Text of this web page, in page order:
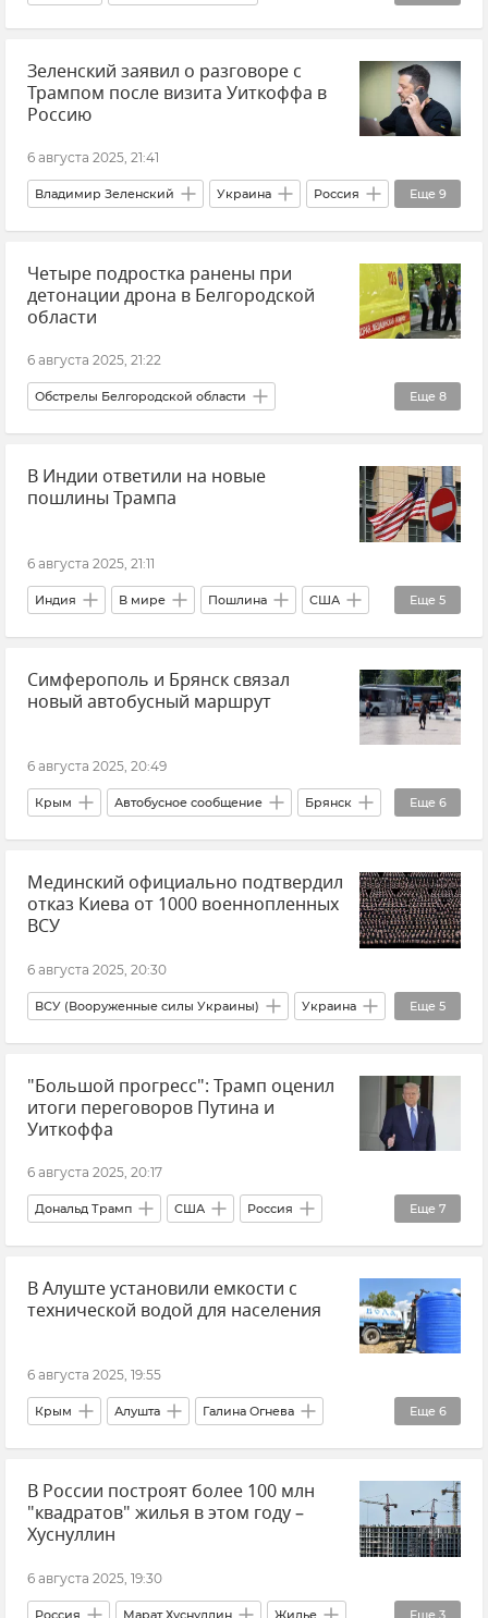
Минспорта Крыма Новости Крыма
Единоборства
Зеленский заявил о разговоре с
Трампом после визита Уиткоффа в
Россию
6 августа 2025, 21:41
Еще 9
Владимир Зеленский Украина Россия
США Дональд Трамп
Европейский Союз (ЕС) Стивен Уиткофф
Переговоры
Четыре подростка ранены при
детонации дрона в Белгородской
области
6 августа 2025, 21:22
Еще 8
Обстрелы Белгородской области
Белгородская область Происшествия
Беспилотник (БПЛА, дрон) Атаки ВСУ
В Индии ответили на новые
пошлины Трампа
6 августа 2025, 21:11
Еще 5
Индия В мире Пошлина США
Политика Внешняя политика
Экономика Нефть Новости
Симферополь и Брянск связал
новый автобусный маршрут
6 августа 2025, 20:49
Еще 6
Крым Автобусное сообщение Брянск
Транспорт Общественный транспорт
Логистика Новости Крыма
Минтранс Крыма
Мединский официально подтвердил
отказ Киева от 1000 военнопленных
ВСУ
6 августа 2025, 20:30
Еще 5
ВСУ (Вооруженные силы Украины) Украина
Владимир Мединский Обмен пленными
Новости Новости СВО Россия
"Большой прогресс": Трамп оценил
итоги переговоров Путина и
Уиткоффа
6 августа 2025, 20:17
Еще 7
Дональд Трамп США Россия
Стивен Уиткофф Переговоры В мире
Политика Внешняя политика
В Алуште установили емкости с
технической водой для населения
6 августа 2025, 19:55
Еще 6
Крым Алушта Галина Огнева
Вода Вода в Крыму ЖКХ
ЖКХ Крыма и Севастополя Общество
Новости Крыма
В России построят более 100 млн
"квадратов" жилья в этом году –
Хуснуллин
6 августа 2025, 19:30
Еще 3
Россия Марат Хуснуллин Жилье